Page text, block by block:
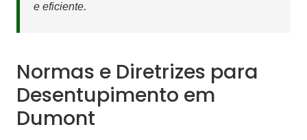
e eficiente.
Normas e Diretrizes para
Desentupimento em
Dumont